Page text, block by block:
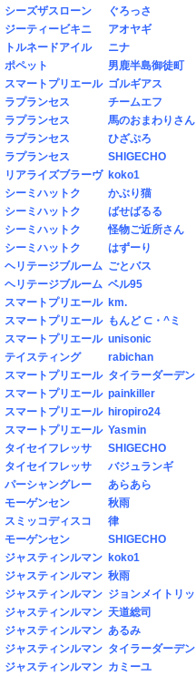
シーズザスローン
ぐろっさ
ジーティービキニ
アオヤギ
トルネードアイル
ニナ
ポペット
男鹿半島御徒町
スマートプリエール ゴルギアス
ラプランセス
チームエフ
ラプランセス
馬のおまわりさん
ラプランセス
ひざぷろ
ラプランセス
SHIGECHO
リアライズブラーヴ koko1
シーミハットク
かぶり猫
シーミハットク
ばせばるる
シーミハットク
怪物ご近所さん
シーミハットク
はずーり
ヘリテージブルーム ごとバス
ヘリテージブルーム ベル95
スマートプリエール km.
スマートプリエール もんど ⊂・^ミ
スマートプリエール unisonic
テイスティング
rabichan
スマートプリエール タイラーダーデン
スマートプリエール painkiller
スマートプリエール hiropiro24
スマートプリエール Yasmin
タイセイフレッサ
SHIGECHO
タイセイフレッサ
バジュランギ
パーシャングレー
あらあら
モーゲンセン
秋雨
スミッコディスコ
律
モーゲンセン
SHIGECHO
ジャスティンルマン koko1
ジャスティンルマン 秋雨
ジャスティンルマン ジョンメイトリ
ジャスティンルマン 天道総司
ジャスティンルマン あるみ
ジャスティンルマン タイラーダーデン
ジャスティンルマン カミーユ